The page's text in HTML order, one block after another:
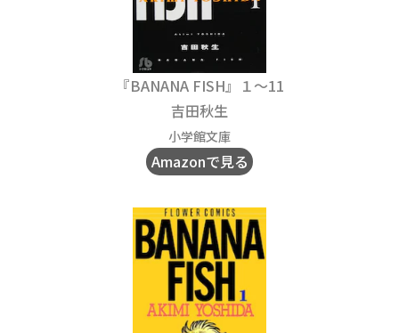
『BANANA FISH』１〜11
吉田秋生
小学館文庫
Amazonで見る